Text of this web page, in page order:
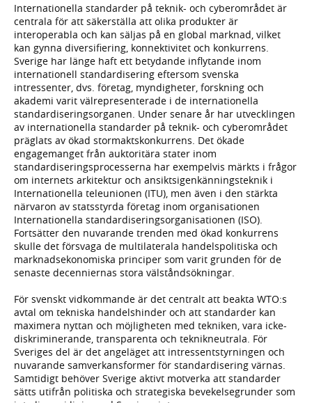
Internationella standarder på teknik- och cyberområdet är
centrala för att säkerställa att olika produkter är
interoperabla och kan säljas på en global marknad, vilket
kan gynna diversifiering, konnektivitet och konkurrens.
Sverige har länge haft ett betydande inflytande inom
internationell standardisering eftersom svenska
intressenter, dvs. företag, myndigheter, forskning och
akademi varit välrepresenterade i de internationella
standardiseringsorganen. Under senare år har utvecklingen
av internationella standarder på teknik- och cyberområdet
präglats av ökad stormaktskonkurrens. Det ökade
engagemanget från auktoritära stater inom
standardiseringsprocesserna har exempelvis märkts i frågor
om internets arkitektur och ansiktsigenkänningsteknik i
Internationella teleunionen (ITU), men även i den stärkta
närvaron av statsstyrda företag inom organisationen
Internationella standardiseringsorganisationen (ISO).
Fortsätter den nuvarande trenden med ökad konkurrens
skulle det försvaga de multilaterala handelspolitiska och
marknadsekonomiska principer som varit grunden för de
senaste decenniernas stora välståndsökningar.
För svenskt vidkommande är det centralt att beakta WTO:s
avtal om tekniska handelshinder och att standarder kan
maximera nyttan och möjligheten med tekniken, vara icke-
diskriminerande, transparenta och teknikneutrala. För
Sveriges del är det angeläget att intressentstyrningen och
nuvarande samverkansformer för standardisering värnas.
Samtidigt behöver Sverige aktivt motverka att standarder
sätts utifrån politiska och strategiska bevekelsegrunder som